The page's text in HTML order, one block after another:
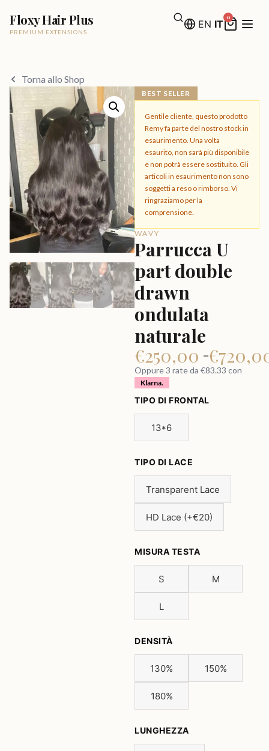
Floxy Hair Plus
PREMIUM EXTENSIONS
EN IT
0
Torna allo Shop
BEST SELLER
Gentile cliente, questo prodotto
Remy fa parte del nostro stock in
esaurimento. Una volta
esaurito, non sarà più disponibile
e non potrà essere sostituito. Gli
articoli in esaurimento non sono
soggetti a reso o rimborso. Vi
ringraziamo per la
comprensione.
WAVY
Parrucca U
part double
drawn
ondulata
naturale
250,00
€ –€
Oppure 3 rate da €83.33 con
Klarna.
TIPO DI FRONTAL
13*6
TIPO DI LACE
Transparent Lace
HD Lace (+€20)
MISURA TESTA
S M
L
DENSITÀ
130% 150%
180%
LUNGHEZZA